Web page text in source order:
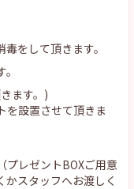
をして頂きます。
ます。)
を設置させて頂きま
プレゼントBOXご用意
スタッフへお渡しく